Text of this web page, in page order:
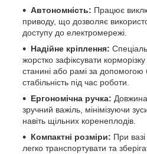
Автономність: Працює
приводу, що дозволяє
доступу до електромережі.
Надійне кріплення:
жорстко зафіксувати
станині або рамі за допомогою
стабільність під час роботи.
Ергономічна ручка:
зручний важіль, мінімізуючи
навіть щільних коренеплодів.
Компактні розміри: При
легко транспортувати та